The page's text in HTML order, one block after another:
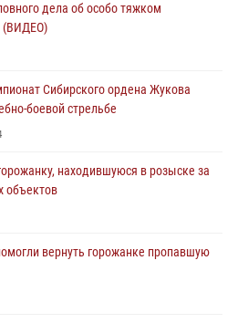
дела об особо тяжком
(ВИДЕО)
Сибирского ордена Жукова
боевой стрельбе
находившуюся в розыске за
объектов
вернуть горожанке пропавшую